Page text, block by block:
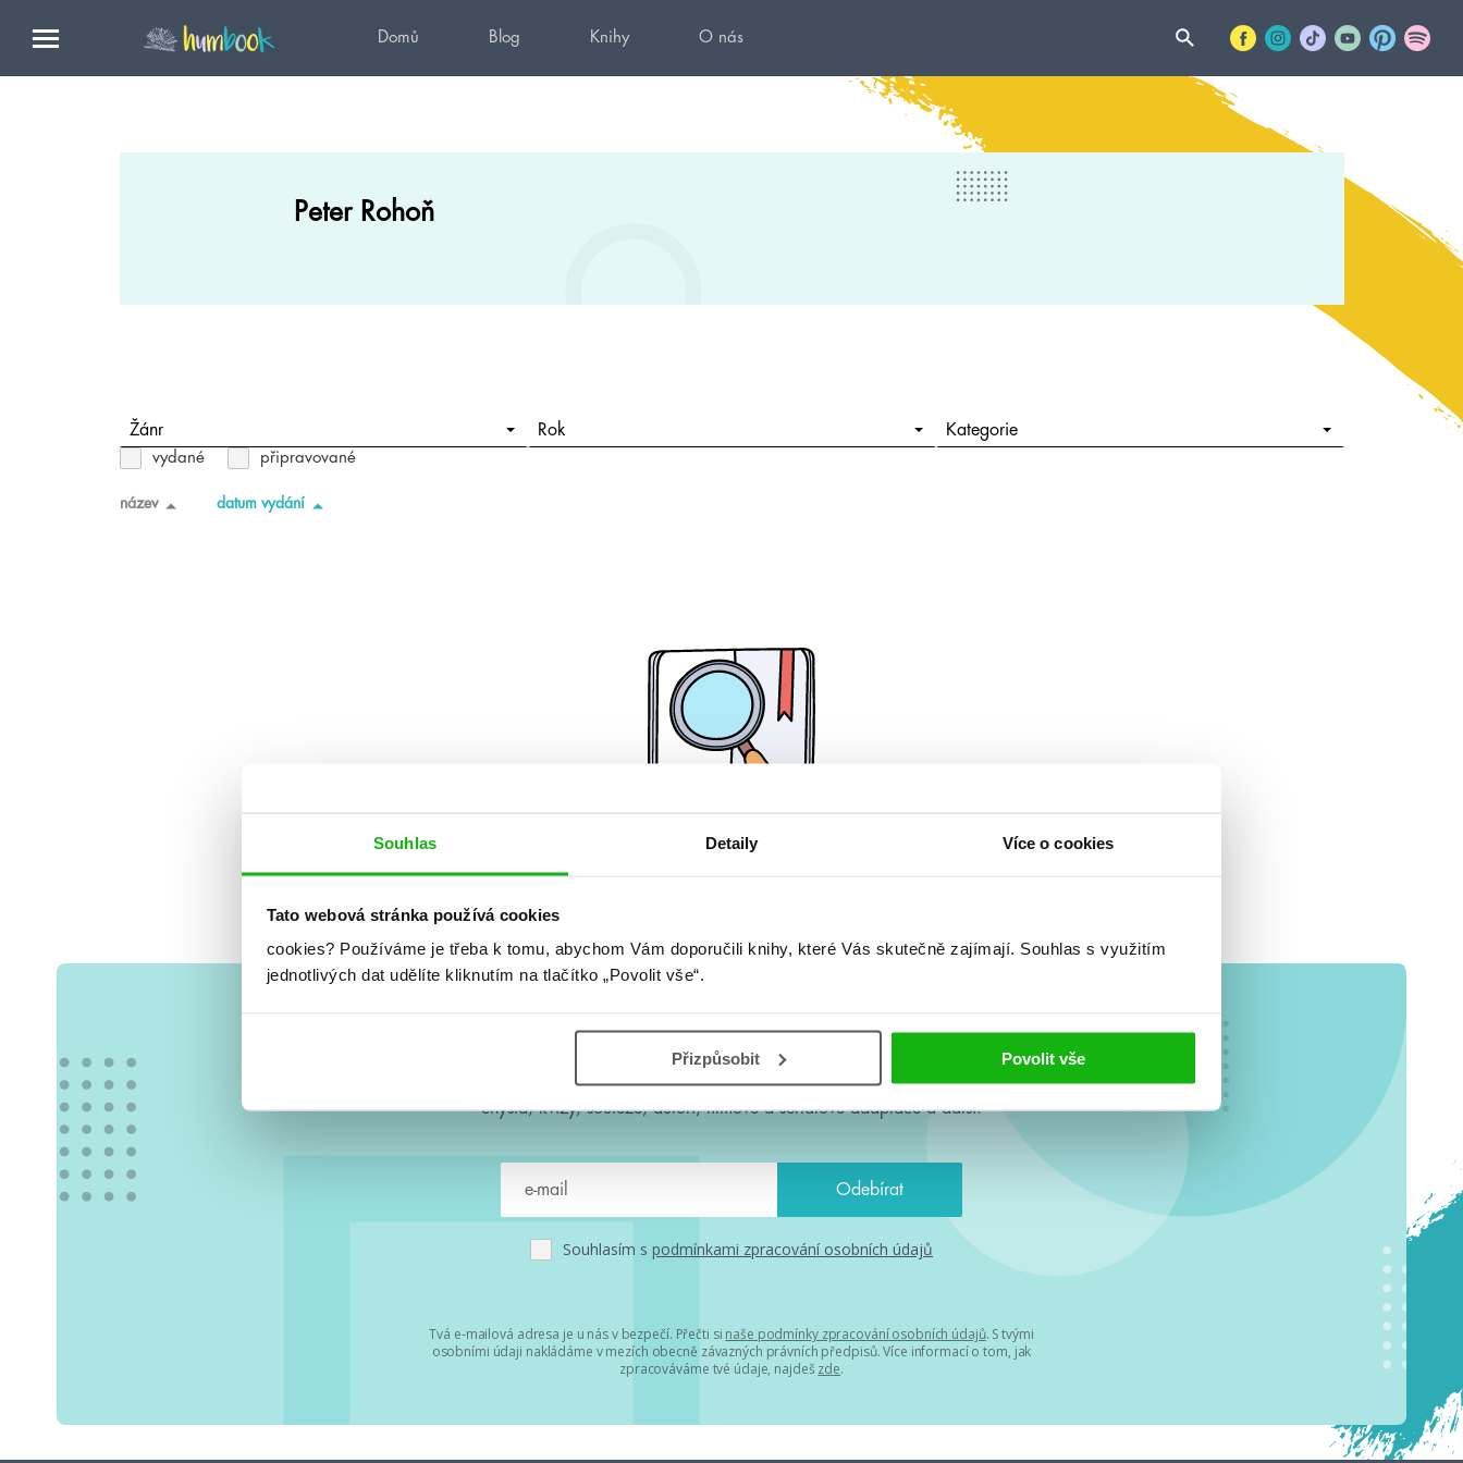
Souhlas Detaily Více o cookies
Tato webová stránka používá cookies
cookies? Používáme je třeba k tomu, abychom Vám doporučili knihy, které Vás skutečně zajímají. Souhlas s využitím
jednotlivých dat udělíte kliknutím na tlačítko „Povolit vše“.
Přizpůsobit Povolit vše
Domů Blog Knihy O nás
Peter Rohoň
Žánr Rok Kategorie
vydané připravované
název datum vydání
#HumbookNews
Vše kolem #youngadult každý měsíc rovnou do mailu! Nové knihy, co se
chystá, kvízy, soutěže, autoři, filmové a seriálové adaptace a další.
Souhlasím s podmínkami zpracování osobních údajů
Tvá e-mailová adresa je u nás v bezpečí. Přečti si naše podmínky zpracování osobních údajů. S tvými
osobními údaji nakládáme v mezích obecně závazných právních předpisů. Více informací o tom, jak
zpracováváme tvé údaje, najdeš zde.